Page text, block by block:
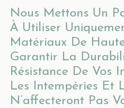
Nous Mettons Un
À Utiliser
Matériaux De
Garantir La
Résistance De Vos
Les Intempéries Et
N’affecteront Pas